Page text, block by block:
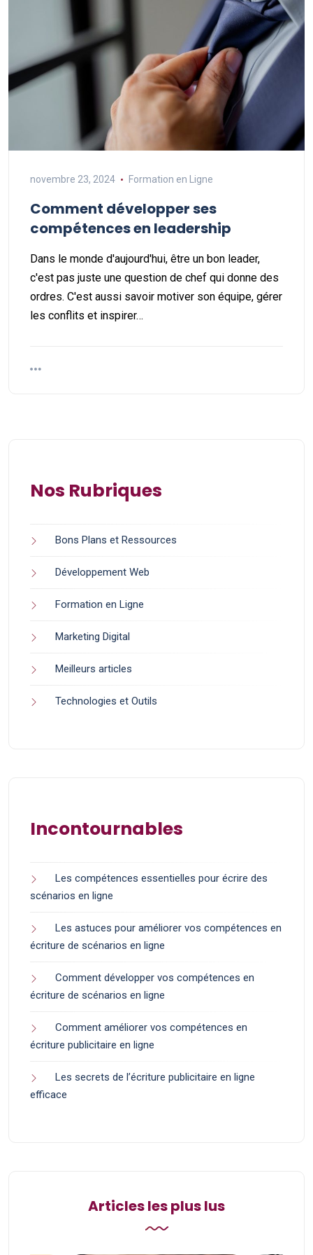
novembre 23, 2024 Formation en Ligne
Comment développer ses
compétences en leadership
Dans le monde d'aujourd'hui, être un bon leader,
c'est pas juste une question de chef qui donne des
ordres. C'est aussi savoir motiver son équipe, gérer
les conflits et inspirer…
Nos Rubriques
Bons Plans et Ressources
Développement Web
Formation en Ligne
Marketing Digital
Meilleurs articles
Technologies et Outils
Incontournables
Les compétences essentielles pour écrire des
scénarios en ligne
Les astuces pour améliorer vos compétences en
écriture de scénarios en ligne
Comment développer vos compétences en
écriture de scénarios en ligne
Comment améliorer vos compétences en
écriture publicitaire en ligne
Les secrets de l’écriture publicitaire en ligne
efficace
Articles les plus lus